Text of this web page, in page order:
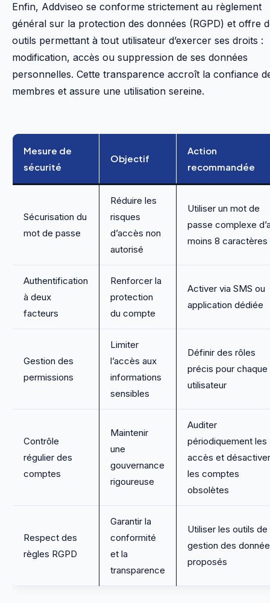
Enfin, Addviseo se conforme strictement au règlement
général sur la protection des données (RGPD) et offre
outils permettant à tout utilisateur d’exercer ses droits :
modification, accès ou suppression de ses données
personnelles. Cette transparence accroît la confiance
membres et assure une utilisation sereine.
Mesure de
sécurité
Objectif
Action
recommandée
Sécurisation du
mot de passe
Réduire les
risques
d’accès non
autorisé
Utiliser un mot de
passe complexe
moins 8 caractères
Authentification
à deux
facteurs
Renforcer la
protection
du compte
Activer via SMS ou
application dédiée
Gestion des
permissions
Limiter
l’accès aux
informations
sensibles
Définir des rôles
précis pour chaque
utilisateur
Contrôle
régulier des
comptes
Maintenir
une
gouvernance
rigoureuse
Auditer
périodiquement les
accès et désactiver
les comptes
obsolètes
Respect des
règles RGPD
Garantir la
conformité
et la
transparence
Utiliser les outils de
gestion des
proposés